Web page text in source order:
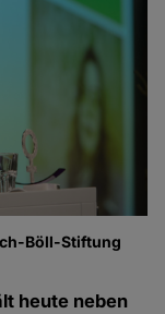
Böll-Stiftung
heute neben